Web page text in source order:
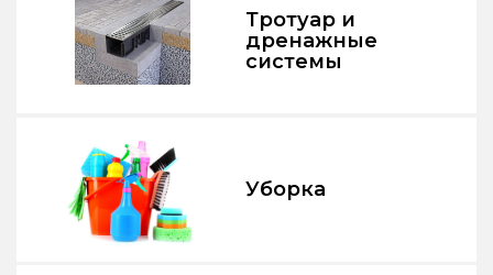
Тротуар и
дренажные
системы
Уборка